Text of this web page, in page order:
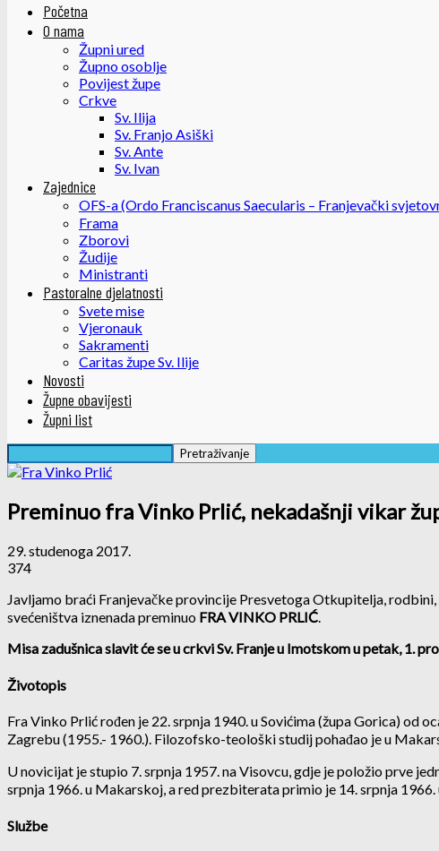
Početna
O nama
Župni ured
Župno osoblje
Povijest župe
Crkve
Sv. Ilija
Sv. Franjo Asiški
Sv. Ante
Sv. Ivan
Zajednice
OFS-a (Ordo Franciscanus Saecularis – Franjevački
Frama
Zborovi
Žudije
Ministranti
Pastoralne djelatnosti
Svete mise
Vjeronauk
Sakramenti
Caritas župe Sv. Ilije
Novosti
Župne obavijesti
Župni list
Preminuo fra Vinko Prlić, nekadašnji vikar
29. studenoga 2017.
374
Javljamo braći Franjevačke provincije Presvetoga Otkupitelja,
svećeništva iznenada preminuo FRA VINKO PRLIĆ.
Misa zadušnica slavit će se u crkvi Sv. Franje u Imotskom u petak, 1.
Životopis
Fra Vinko Prlić rođen je 22. srpnja 1940. u Sovićima (župa Gorica) od
Zagrebu (1955.- 1960.). Filozofsko-teološki studij pohađao je u
U novicijat je stupio 7. srpnja 1957. na Visovcu, gdje je položio prve
srpnja 1966. u Makarskoj, a red prezbiterata primio je 14. srpnja
Službe